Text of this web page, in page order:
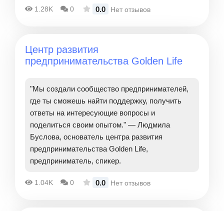
1.28K 0 0.0 Нет отзывов
Центр развития
предпринимательства Golden Life
"Мы создали сообщество предпринимателей,
где ты сможешь найти поддержку, получить
ответы на интересующие вопросы и
поделиться своим опытом." — Людмила
Буслова, основатель центра развития
предпринимательства Golden Life,
предприниматель, спикер.
1.04K 0 0.0 Нет отзывов